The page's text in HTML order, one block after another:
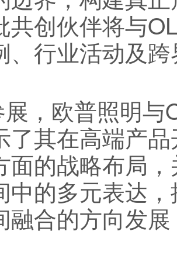
共创伙伴将与
、行业活动及
，欧普照明与
了其在高端产
面的战略布局
中的多元表达
融合的方向发